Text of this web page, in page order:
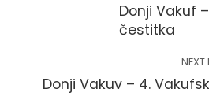
Donji Vakuf
čestitka
NEXT
Donji Vakuv – 4.